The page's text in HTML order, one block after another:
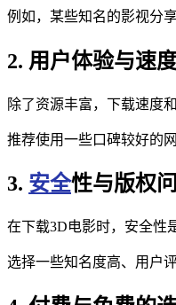
例如，某些知名的影视分
2. 用户体验与速
除了资源丰富，下载速度
推荐使用一些口碑较好的
3. 安全性与版权
在下载3D电影时，安全性
选择一些知名度高、用户